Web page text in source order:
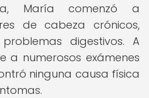
María comenzó a
de cabeza crónicos,
digestivos. A
a numerosos exámenes
ninguna causa física